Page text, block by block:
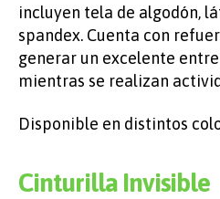
incluyen tela de algodón,
spandex. Cuenta con
generar un excelente
mientras se realizan
Disponible en distintos
Cinturilla Invisible